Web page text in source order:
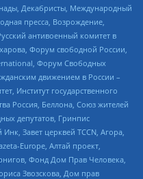
Декабристы, Международный
пресса, Возрождение,
антивоенный комитет в
Форум свободной России,
Форум Свободных
движением в России –
Институт государственного
Россия, Беллона, Союз жителей
депутатов, Гринпис
Завет церквей TCCN, Агора,
Europe, Алтай проект,
Фонд Дом Прав Человека,
Звозскова, Дом прав